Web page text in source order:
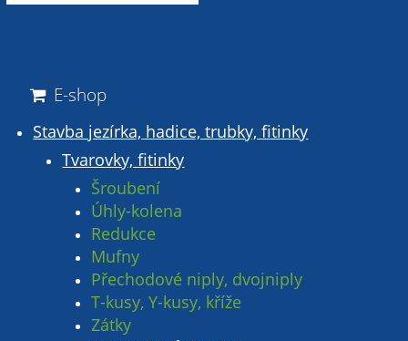
E-shop
Stavba jezírka, hadice, trubky, fitinky
Tvarovky, fitinky
Šroubení
Úhly-kolena
Redukce
Mufny
Přechodové niply, dvojniply
T-kusy, Y-kusy, kříže
Zátky